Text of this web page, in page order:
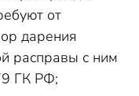
от
дарения
расправы с ним
ГК РФ;